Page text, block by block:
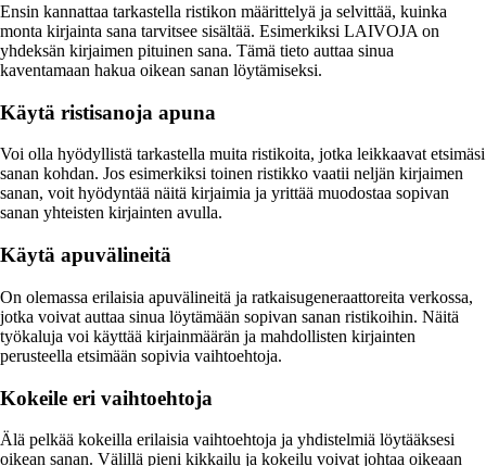
Ensin kannattaa tarkastella ristikon määrittelyä ja selvittää, kuinka
monta kirjainta sana tarvitsee sisältää. Esimerkiksi LAIVOJA on
yhdeksän kirjaimen pituinen sana. Tämä tieto auttaa sinua
kaventamaan hakua oikean sanan löytämiseksi.
Käytä ristisanoja apuna
Voi olla hyödyllistä tarkastella muita ristikoita, jotka leikkaavat etsimäsi
sanan kohdan. Jos esimerkiksi toinen ristikko vaatii neljän kirjaimen
sanan, voit hyödyntää näitä kirjaimia ja yrittää muodostaa sopivan
sanan yhteisten kirjainten avulla.
Käytä apuvälineitä
On olemassa erilaisia apuvälineitä ja ratkaisugeneraattoreita verkossa,
jotka voivat auttaa sinua löytämään sopivan sanan ristikoihin. Näitä
työkaluja voi käyttää kirjainmäärän ja mahdollisten kirjainten
perusteella etsimään sopivia vaihtoehtoja.
Kokeile eri vaihtoehtoja
Älä pelkää kokeilla erilaisia vaihtoehtoja ja yhdistelmiä löytääksesi
oikean sanan. Välillä pieni kikkailu ja kokeilu voivat johtaa oikeaan